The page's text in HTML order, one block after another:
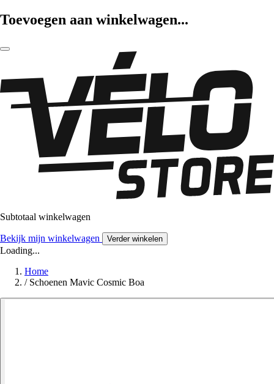
Toevoegen aan winkelwagen...
Subtotaal winkelwagen
Bekijk mijn winkelwagen Verder winkelen
Loading...
Home
/ Schoenen Mavic Cosmic Boa